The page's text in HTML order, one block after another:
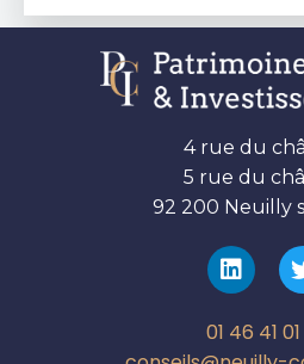
4 rue du
5 rue du
92 200 Neuilly
01 46 41